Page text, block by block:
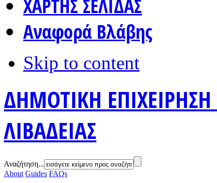
ΧΑΡΤΗΣ ΣΕΛΙΔΑΣ
Αναφορά Βλάβης
Skip to content
ΔΗΜΟΤΙΚΗ
ΛΙΒΑΔΕΙΑΣ
Αναζήτηση...
About Guides FAQs